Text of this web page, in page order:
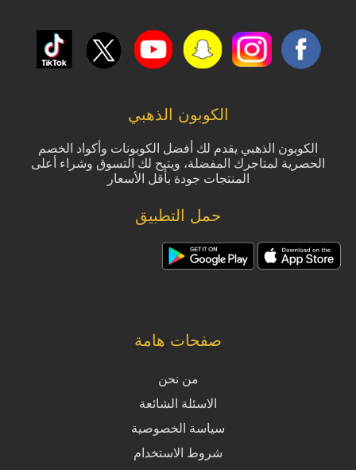
الكوبون الذهبي
الكوبون الذهبي يقدم لك أفضل الكوبونات وأكواد الخصم
الحصرية لمتاجرك المفضلة، ويتيح لك التسوق وشراء أعلى
المنتجات جودة بأقل الأسعار
حمل التطبيق
صفحات هامة
من نحن
الاسئلة الشائعة
سياسة الخصوصية
شروط الاستخدام